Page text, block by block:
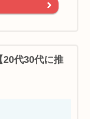
代30代に推